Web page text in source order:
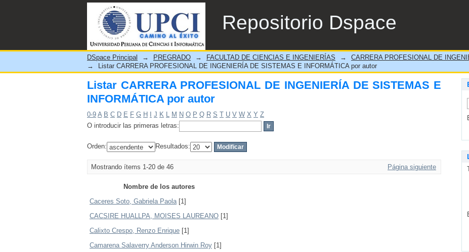
Repositorio Dspace
Listar CARRERA PROFESIONAL DE INGENIERÍA DE SISTEMAS E
DSpace Principal → PREGRADO → FACULTAD DE CIENCIAS E INGENIERÍAS →
CARRERA PROFESIONAL DE
→
Listar CARRERA PROFESIONAL DE INGENIERÍA DE SISTEMAS E INFORMÁTICA por autor
Listar CARRERA PROFESIONAL DE INGENIERÍA DE SISTEMAS E
INFORMÁTICA por autor
0-9 A B C D E F G H J K L M N O P Q R S T U V W X Y Z
O introducir las primeras letras:
Orden: Resultados:
Mostrando ítems 1-20 de 46 Página siguiente
Nombre de los autores
Caceres Soto, Gabriela Paola[1]
CACSIRE HUALLPA, MOISES LAUREANO [1]
Calixto Crespo, Renzo Enrique [1]
Camarena Salaverry Anderson Hirwin Roy [1]